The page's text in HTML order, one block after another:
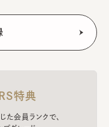
特典
会員ランクで、